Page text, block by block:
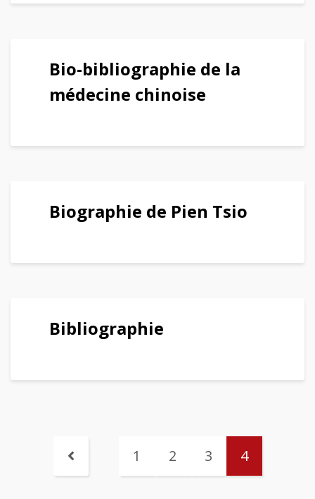
Bio-bibliographie de la
médecine chinoise
Biographie de Pien Tsio
Bibliographie
1 2 3 4